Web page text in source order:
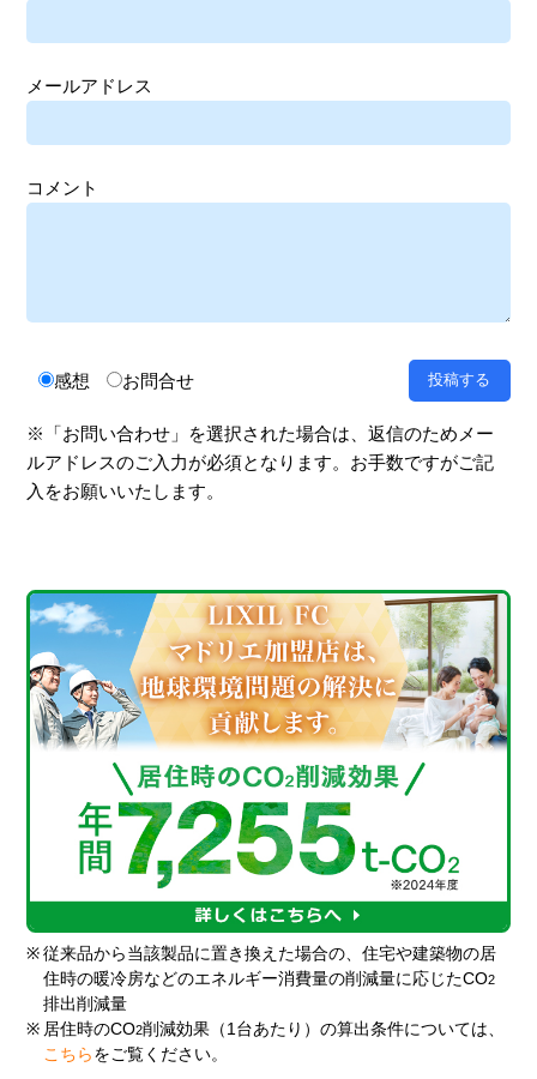
メールアドレス
コメント
感想 お問合せ
※「お問い合わせ」を選択された場合は、返信のためメー
ルアドレスのご入力が必須となります。お手数ですがご記
入をお願いいたします。
※ 従来品から当該製品に置き換えた場合の、住宅や建築物の居
住時の暖冷房などのエネルギー消費量の削減量に応じたCO2
排出削減量
※ 居住時のCO2削減効果（1台あたり）の算出条件については、
こちら をご覧ください。